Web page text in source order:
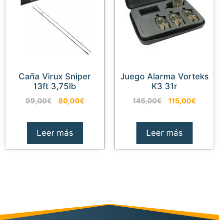
Caña Virux Sniper
13ft 3,75lb
99,00€
El
original
era:
80,00€El
Leer más
Juego Alarma Vorteks
K3 31r
145,00€
El
original
era:
115,00€
Leer más